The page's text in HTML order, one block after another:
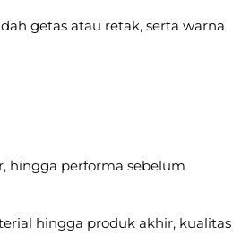
getas atau retak, serta warna
hingga performa sebelum
hingga produk akhir, kualitas